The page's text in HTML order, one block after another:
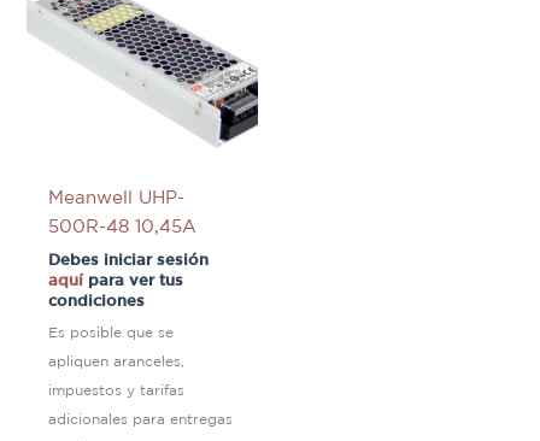
Meanwell UHP-
500R-48 10,45A
Debes iniciar sesión
aquípara ver tus
condiciones
Es posible que se
apliquen aranceles,
impuestos y tarifas
adicionales para entregas